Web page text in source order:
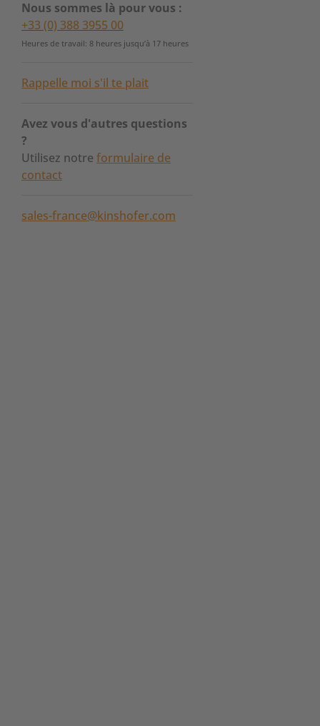
Nous sommes là pour vous :
+33 (0) 388 3955 00
Heures de travail: 8 heures jusqu’à 17 heures
Rappelle moi s'il te plait
Avez vous d'autres questions
?
Utilisez notre formulaire de
contact
sales-france@kinshofer.com